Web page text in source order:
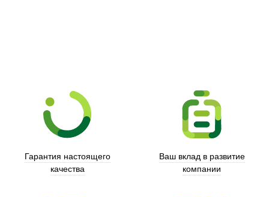
Гарантия настоящего
качества
Ваш вклад в развитие
компании